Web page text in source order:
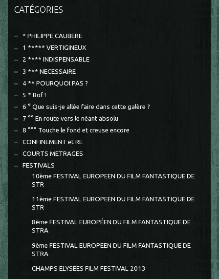
CATÉGORIES
* PHILIPPE CAUBERE
1 ***** VERTIGINEUX
2 **** INDISPENSABLE
3 *** NECESSAIRE
4 ** POURQUOI PAS ?
5 * Bof !
6 ° Que suis-je allée faire dans cette galère ?
7 °° En route vers le néant absolu
8 °°° Touche le fond et creuse encore
CONFINEMENT et RE
COURTS METRAGES
FESTIVALS
10ème FESTIVAL EUROPEEN DU FILM FANTASTIQUE DE
STR
11ème FESTIVAL EUROPEEN DU FILM FANTASTIQUE DE
STR
8ème FESTIVAL EUROPÉEN DU FILM FANTASTIQUE DE
STRA
9ème FESTIVAL EUROPEEN DU FILM FANTASTIQUE DE
STRA
CHAMPS ELYSEES FILM FESTIVAL 2013